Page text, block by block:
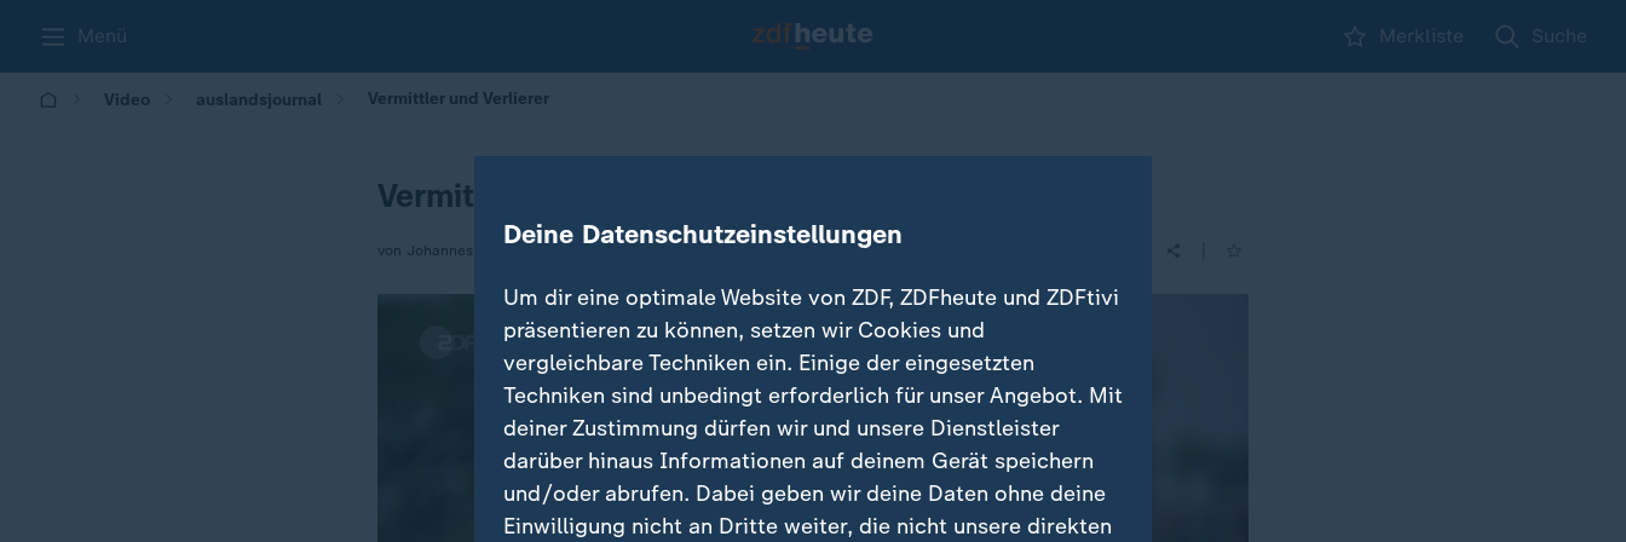
Menü Merkliste Suche
Video auslandsjournal Vermittler und Verlierer
Vermittler und Verlierer
von Johannes HanoDeine Datenschutzeinstellungen
Um dir eine optimale Website von ZDF, ZDFheute und ZDFtivi
präsentieren zu können, setzen wir Cookies und
vergleichbare Techniken ein. Einige der eingesetzten
Techniken sind unbedingt erforderlich für unser Angebot. Mit
deiner Zustimmung dürfen wir und unsere Dienstleister
darüber hinaus Informationen auf deinem Gerät speichern
und/oder abrufen. Dabei geben wir deine Daten ohne deine
Einwilligung nicht an Dritte weiter, die nicht unsere direkten